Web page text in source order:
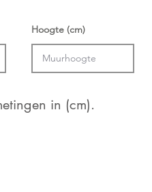
Hoogte (cm)
in (cm).